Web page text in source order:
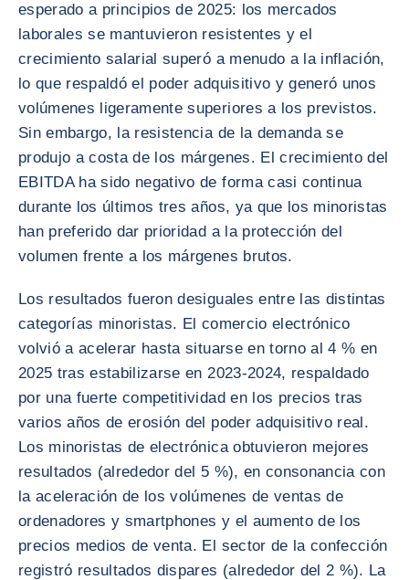
esperado a principios de 2025: los mercados
laborales se mantuvieron resistentes y el
crecimiento salarial superó a menudo a la inflación,
lo que respaldó el poder adquisitivo y generó unos
volúmenes ligeramente superiores a los previstos.
Sin embargo, la resistencia de la demanda se
produjo a costa de los márgenes. El crecimiento del
EBITDA ha sido negativo de forma casi continua
durante los últimos tres años, ya que los minoristas
han preferido dar prioridad a la protección del
volumen frente a los márgenes brutos.
Los resultados fueron desiguales entre las distintas
categorías minoristas. El comercio electrónico
volvió a acelerar hasta situarse en torno al 4 % en
2025 tras estabilizarse en 2023-2024, respaldado
por una fuerte competitividad en los precios tras
varios años de erosión del poder adquisitivo real.
Los minoristas de electrónica obtuvieron mejores
resultados (alrededor del 5 %), en consonancia con
la aceleración de los volúmenes de ventas de
ordenadores y smartphones y el aumento de los
precios medios de venta. El sector de la confección
registró resultados dispares (alrededor del 2 %). La